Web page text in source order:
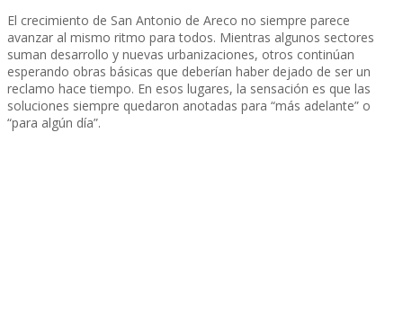
El crecimiento de San Antonio de Areco no siempre parece
avanzar al mismo ritmo para todos. Mientras algunos sectores
suman desarrollo y nuevas urbanizaciones, otros continúan
esperando obras básicas que deberían haber dejado de ser un
reclamo hace tiempo. En esos lugares, la sensación es que las
soluciones siempre quedaron anotadas para “más adelante” o
“para algún día”.